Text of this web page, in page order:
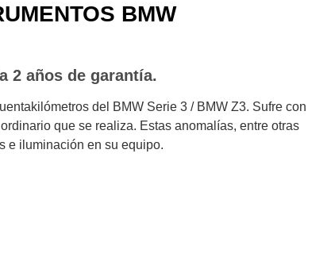
BMW
2 años de garantía.
del BMW Serie 3 / BMW Z3. Sufre con
que se realiza. Estas anomalías, entre otras
e iluminación en su equipo.